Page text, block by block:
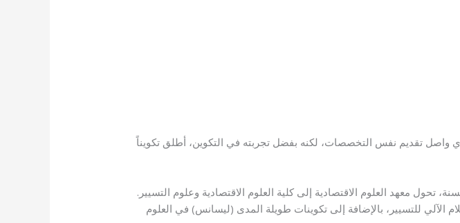
الذي واصل تقديم نفس التخصصات، لكنه بفضل تجربته في التكوين، أطلق تكويناً
تحول معهد العلوم الاقتصادية إلى كلية العلوم الاقتصادية وعلوم التسيير.
الآلي للتسيير، بالإضافة إلى تكوينات طويلة المدى (ليسانس) في العلوم